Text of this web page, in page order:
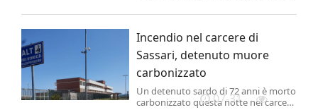
corrispondenza intercorsa relativa alle
questi giorni, non avendo alcunché
da nascondere.
Incendio nel carcere di
Sassari, detenuto muore
carbonizzato
Un detenuto sardo di 72 anni è morto
carbonizzato questa notte nel carcere
07-31